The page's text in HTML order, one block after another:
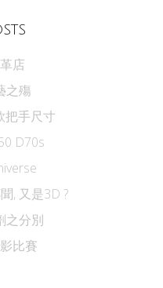
店
之殤
把手尺寸
D70s
, 又是3D ?
之分別
比賽